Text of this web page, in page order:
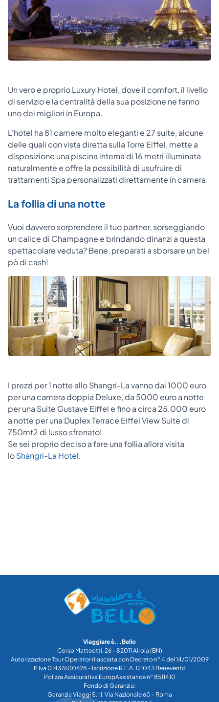
Un vero e proprio Luxury Hotel, dove il comfort, il livello
di servizio e la centralità della sua posizione ne fanno
uno dei migliori in Europa.
L'hotel ha 81 camere molto eleganti e 27 suite, alcune
delle quali con vista diretta sulla Torre Eiffel, mette a
disposizione una piscina interna di 16 metri illuminata
naturalmente e offre la possibilità di usufruire di
trattamenti Spa personalizzati direttamente in camera.
La follia di una notte
Vuoi davvero sorprendere il tuo partner, sorseggiando
un calice di Champagne e brindando dinanzi a questa
spettacolare veduta? Bene, preparati a sborsare un bel
pò di cash!
I prezzi per 1 notte allo Shangri-La vanno dai 1000 euro
per una camera doppia Deluxe, da 5000 euro a notte
per una Suite Gustave Eiffel e fino a circa 25.000 euro
a notte per una Duplex Terrace Eiffel View Suite di
750mt2 di lusso sfrenato!
Se sei proprio deciso a fare una follia allora visita
loShangri-La Hotel.
Viaggiare è...Bello
Corso Matteotti, 26 - 82011 Airola (BN)
Autorizzazione Tour Operator rilasciata con Decreto n° 4 del 14/01/2009
P.Iva 01437600628 - Iscrizione R.E.A. 121043 Benevento
Polizza Assicurativa EuropAssistance n° 8511410
Fondo di Garanzia:
Garanzia Viaggi S.r.l. Via Nazionale 60 - Roma